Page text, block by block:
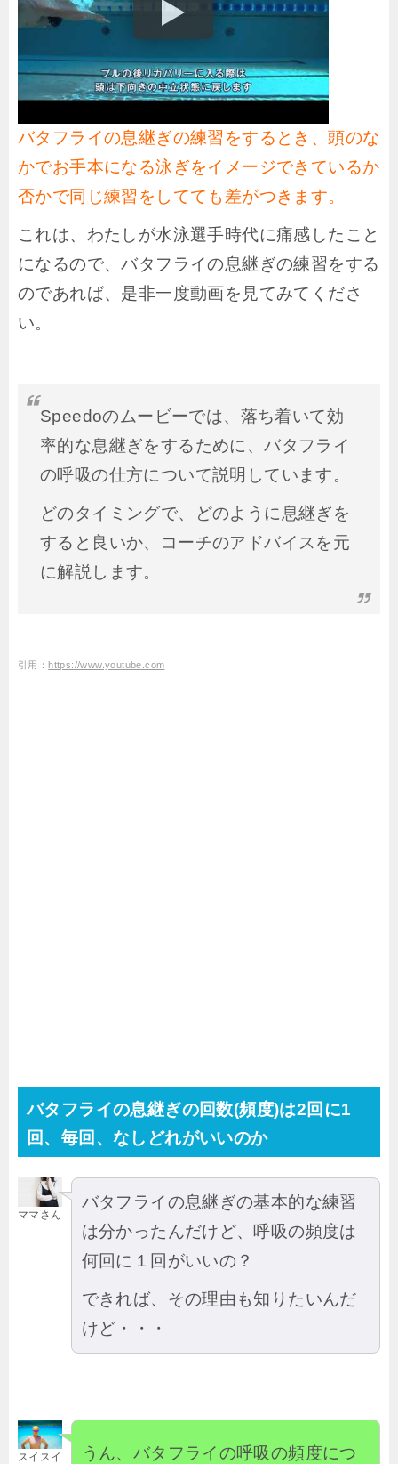
バタフライの息継ぎの練習をするとき、頭のな
かでお手本になる泳ぎをイメージできているか
否かで同じ練習をしてても差がつきます。
これは、わたしが水泳選手時代に痛感したこと
になるので、バタフライの息継ぎの練習をする
のであれば、是非一度動画を見てみてくださ
い。
Speedoのムービーでは、落ち着いて効
率的な息継ぎをするために、バタフライ
の呼吸の仕方について説明しています。
どのタイミングで、どのように息継ぎを
すると良いか、コーチのアドバイスを元
に解説します。
引用：https://www.youtube.com
バタフライの息継ぎの回数(頻度)は2回に1
回、毎回、なしどれがいいのか
ママさん
バタフライの息継ぎの基本的な練習
は分かったんだけど、呼吸の頻度は
何回に１回がいいの？
できれば、その理由も知りたいんだ
けど・・・
スイスイ
うん、バタフライの呼吸の頻度につ